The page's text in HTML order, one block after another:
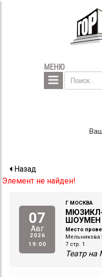
МЕНЮ
Назад
Элемент не найден!
07
Авг
2026
19:00
Г МОСКВА
ШОУМЕН
Место
Мельникова
7 стр. 1
Театр на